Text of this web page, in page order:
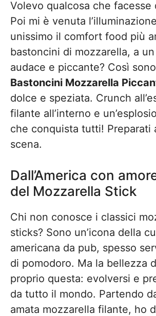
Volevo qualcosa che facesse
Poi mi è venuta
unissimo il comfort food più
bastoncini di mozzarella, a
audace e piccante? Così
Bastoncini Mozzarella
dolce e speziata. Crunch
filante all’interno e
che conquista tutti! Preparati
scena.
Dall’America con
del Mozzarella Stick
Chi non conosce i classici
sticks? Sono un’icona della
americana da pub, spesso
di pomodoro. Ma la bellezza
proprio questa: evolversi e
da tutto il mondo. Partendo
amata mozzarella filante, ho